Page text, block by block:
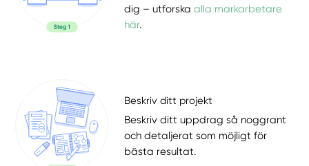
dig – utforskaalla markarbetare
här.
Beskriv ditt projekt
Beskriv ditt uppdrag så noggrant
och detaljerat som möjligt för
bästa resultat.